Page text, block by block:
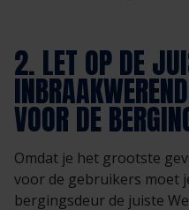
2. LET OP DE
VOOR DE
Omdat je het grootste
voor de gebruikers moet
bergingsdeur de juiste